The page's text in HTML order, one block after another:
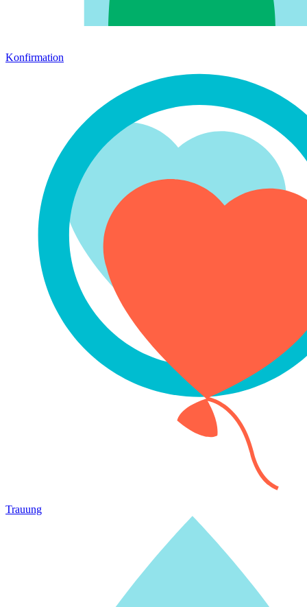
Konfirmation
Trauung